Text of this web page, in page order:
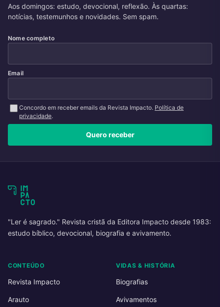
Aos domingos: estudo, devocional, reflexão. Às quartas:
notícias, testemunhos e novidades. Sem spam.
Nome completo
Email
Concordo em receber emails da Revista Impacto. Política de
privacidade.
Quero receber
"Ler é sagrado." Revista cristã da Editora Impacto desde 1983:
estudo bíblico, devocional, biografia e avivamento.
CONTEÚDO
Revista Impacto
Arauto
VIDAS & HISTÓRIA
Biografias
Avivamentos